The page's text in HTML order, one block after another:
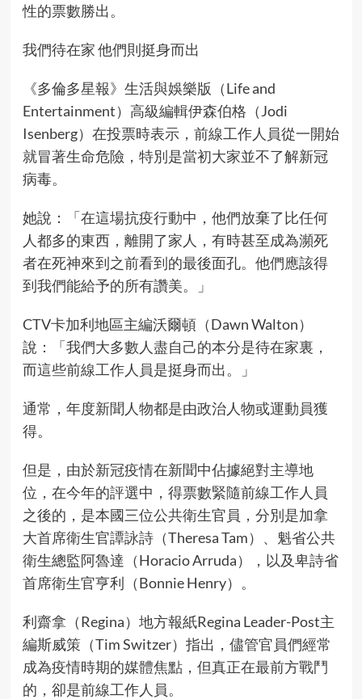
性的票數勝出。
我們待在家 他們則挺身而出
《多倫多星報》生活與娛樂版（Life and
Entertainment）高級編輯伊森伯格（Jodi
Isenberg）在投票時表示，前線工作人員從一開始
就冒著生命危險，特別是當初大家並不了解新冠
病毒。
她說：「在這場抗疫行動中，他們放棄了比任何
人都多的東西，離開了家人，有時甚至成為瀕死
者在死神來到之前看到的最後面孔。他們應該得
到我們能給予的所有讚美。」
CTV卡加利地區主編沃爾頓（Dawn Walton）
說：「我們大多數人盡自己的本分是待在家裏，
而這些前線工作人員是挺身而出。」
通常，年度新聞人物都是由政治人物或運動員獲
得。
但是，由於新冠疫情在新聞中佔據絕對主導地
位，在今年的評選中，得票數緊隨前線工作人員
之後的，是本國三位公共衛生官員，分別是加拿
大首席衛生官譚詠詩（Theresa Tam）、魁省公共
衛生總監阿魯達（Horacio Arruda），以及卑詩省
首席衛生官亨利（Bonnie Henry）。
利齋拿（Regina）地方報紙Regina Leader-Post主
編斯威策（Tim Switzer）指出，儘管官員們經常
成為疫情時期的媒體焦點，但真正在最前方戰鬥
的，卻是前線工作人員。